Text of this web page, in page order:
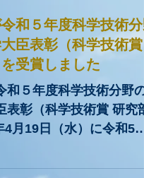
的ノックダウンマウスの
に早く、正確に作成する
...
和５年度科学技術分
臣表彰（科学技術賞
受賞しました
和５年度科学技術分野の
表彰（科学技術賞 研究部
野の文部科学大臣表彰 表
れます。東京医科歯科大